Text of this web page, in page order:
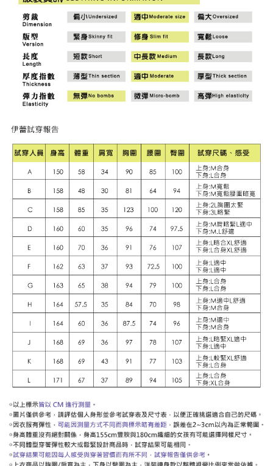
海外配送 查看運費